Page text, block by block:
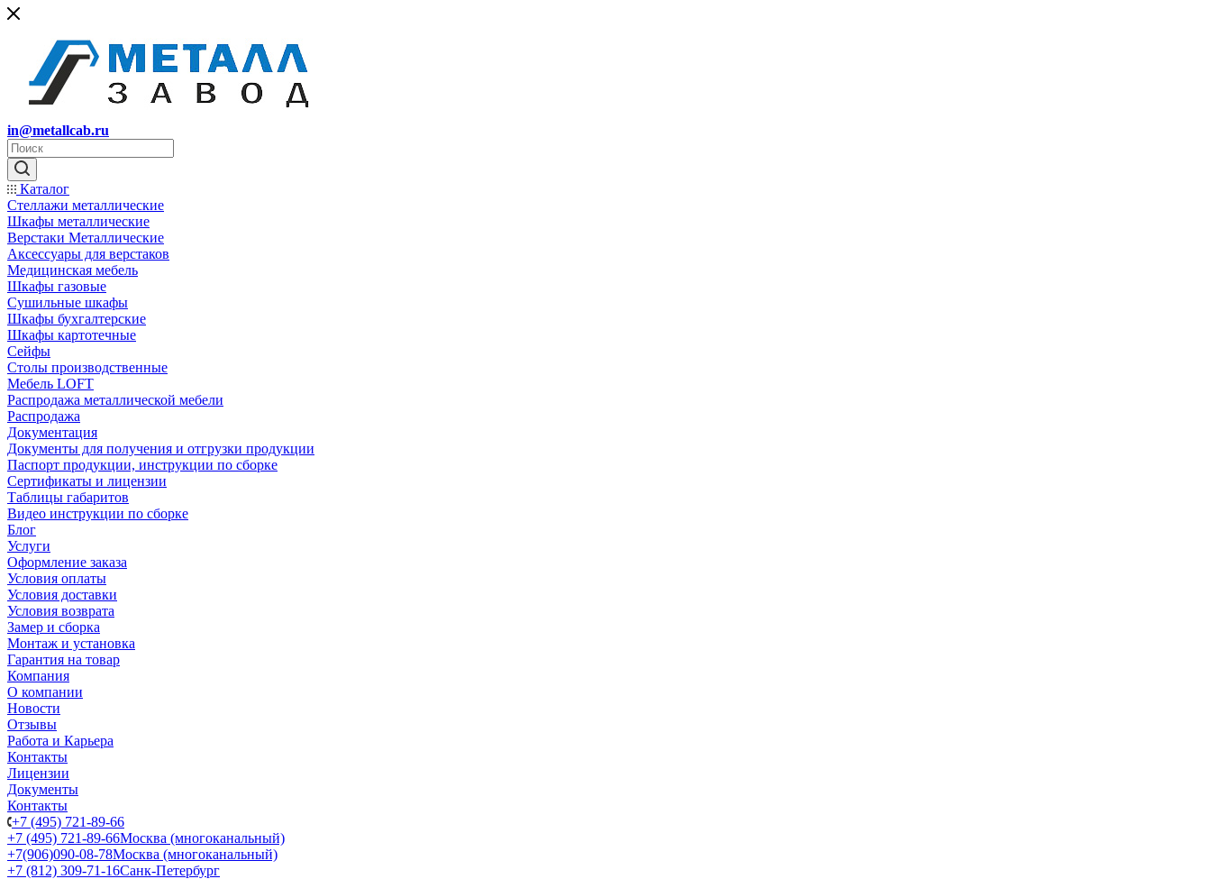
in@metallcab.ru
Каталог
Стеллажи металлические
Шкафы металлические
Верстаки Металлические
Аксессуары для верстаков
Медицинская мебель
Шкафы газовые
Сушильные шкафы
Шкафы бухгалтерские
Шкафы картотечные
Сейфы
Столы производственные
Мебель LOFT
Распродажа металлической мебели
Распродажа
Документация
Документы для получения и отгрузки продукции
Паспорт продукции, инструкции по сборке
Сертификаты и лицензии
Таблицы габаритов
Видео инструкции по сборке
Блог
Услуги
Оформление заказа
Условия оплаты
Условия доставки
Условия возврата
Замер и сборка
Монтаж и установка
Гарантия на товар
Компания
О компании
Новости
Отзывы
Работа и Карьера
Контакты
Лицензии
Документы
Контакты
+7 (495) 721-89-66
+7 (495) 721-89-66Москва (многоканальный)
+7(906)090-08-78Москва (многоканальный)
+7 (812) 309-71-16Санк-Петербург